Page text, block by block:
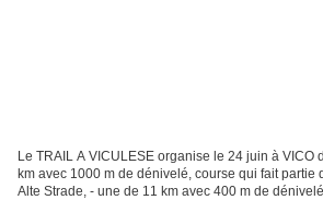
Le TRAIL A VICULESE organise le 24 juin à VICO
km avec 1000 m de dénivelé, course qui fait partie
Alte Strade, - une de 11 km avec 400 m de